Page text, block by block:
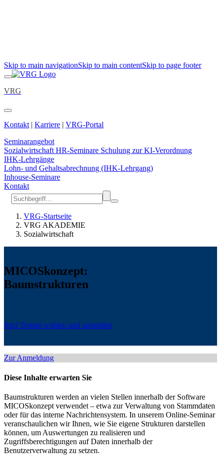
Skip to main navigationSkip to main contentSkip to page footer
VRG
Kontakt | Karriere | VRG-Portal
Seminarangebot
Sozialwirtschaft HR-Seminare Schulung zur KI-Verordnung
IHK-Lehrgänge
Lohn- und Gehaltsabrechnung (IHK-Lehrgang)
Inhouse-Seminare
Kontakt
VRG-Startseite
VRG AKADEMIE
Sozialwirtschaft
MICOSkonzept:
Baumstrukturen
Jetzt Termin wählen und anmelden
Zur Anmeldung
Diese Inhalte erwarten Sie
Baumstrukturen werden an vielen Stellen innerhalb der Software
MICOSkonzept verwendet – etwa zur Verwaltung von Stammdaten
oder für das interne Nachrichtensystem. In unserem Online-Seminar
veranschaulichen wir Ihnen, wie Sie eigene Strukturen darstellen
können, um Auswertungen zu realisieren und
Zugriffsberechtigungen auf Daten innerhalb der
Benutzerverwaltung zu setzen.